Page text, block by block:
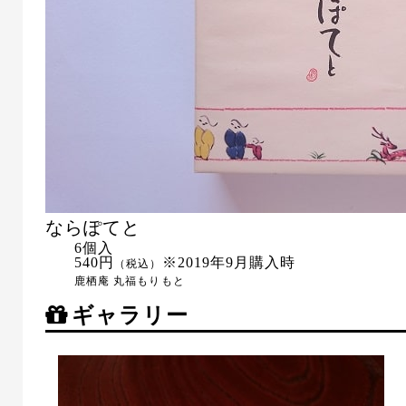
ならぽてと
6個入
540円
（税込） ※2019年9月購入時
鹿栖庵 丸福もりもと
ギャラリー